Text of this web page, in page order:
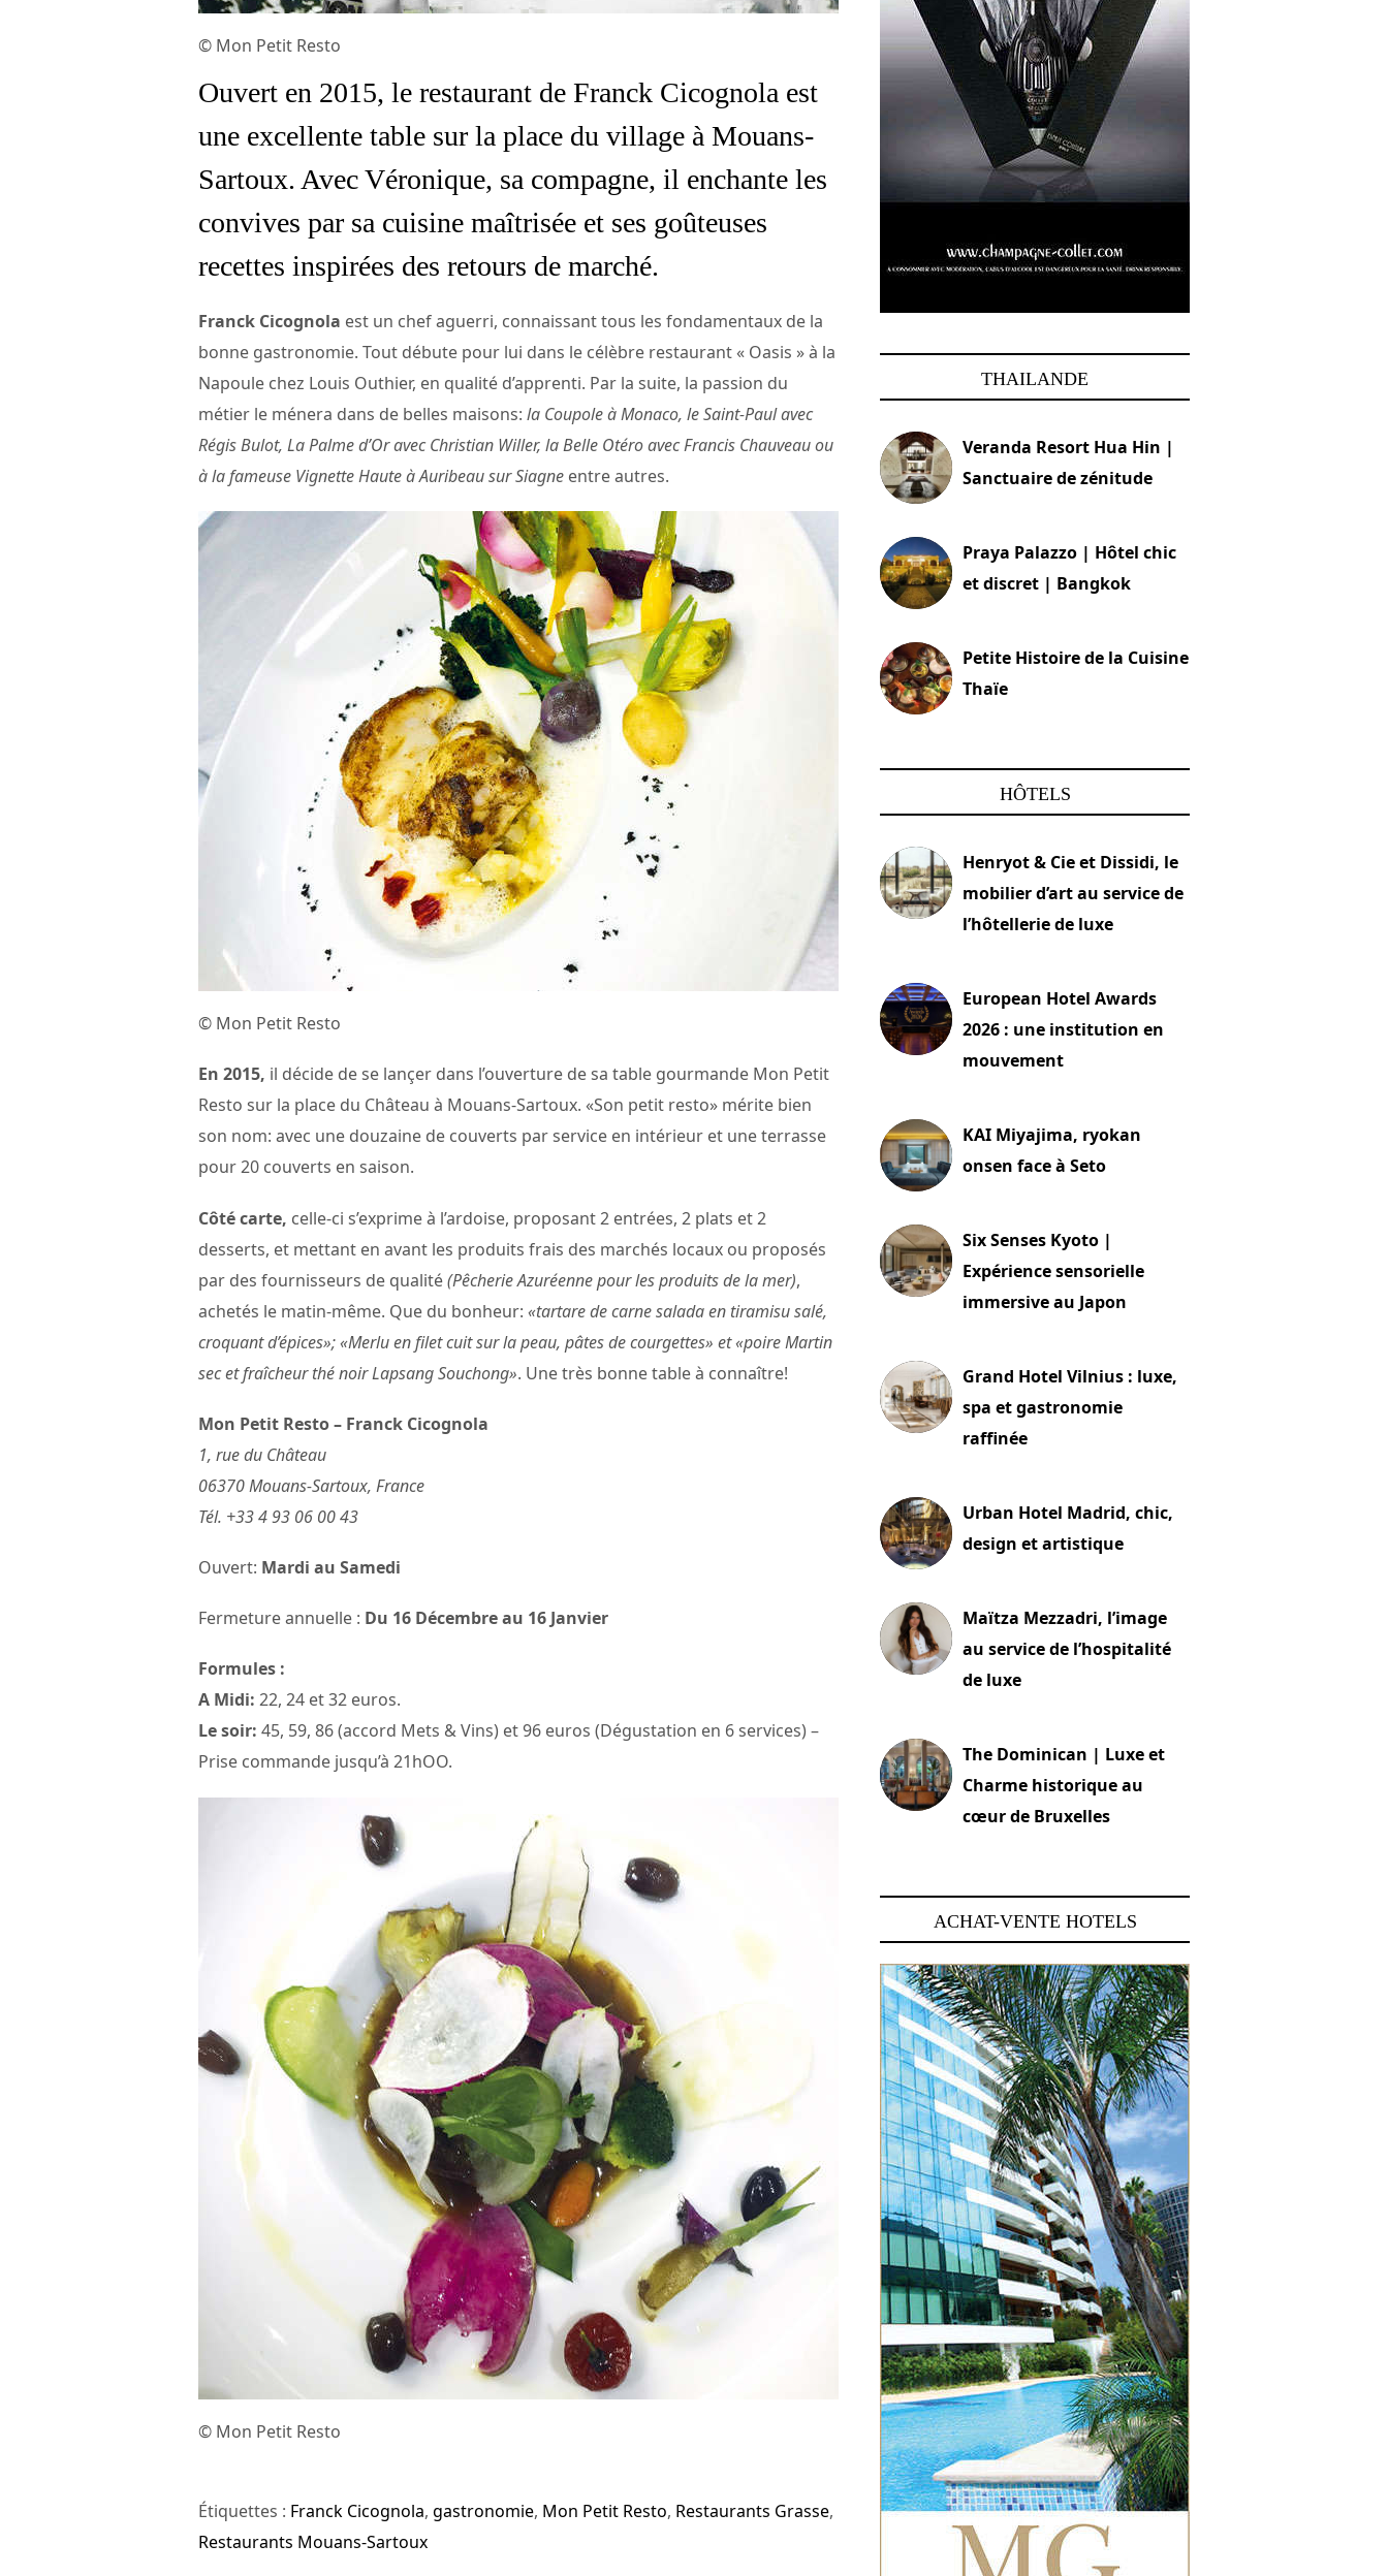
© Mon Petit Resto
Ouvert en 2015, le restaurant de Franck Cicognola est
une excellente table sur la place du village à Mouans-
Sartoux. Avec Véronique, sa compagne, il enchante les
convives par sa cuisine maîtrisée et ses goûteuses
recettes inspirées des retours de marché.
Franck Cicognola est un chef aguerri, connaissant tous les fondamentaux de la
bonne gastronomie. Tout débute pour lui dans le célèbre restaurant « Oasis » à la
Napoule chez Louis Outhier, en qualité d’apprenti. Par la suite, la passion du
métier le ménera dans de belles maisons: la Coupole à Monaco, le Saint-Paul avec
Régis Bulot, La Palme d’Or avec Christian Willer, la Belle Otéro avec Francis Chauveau ou
à la fameuse Vignette Haute à Auribeau sur Siagne entre autres.
© Mon Petit Resto
En 2015, il décide de se lançer dans l’ouverture de sa table gourmande Mon Petit
Resto sur la place du Château à Mouans-Sartoux. «Son petit resto» mérite bien
son nom: avec une douzaine de couverts par service en intérieur et une terrasse
pour 20 couverts en saison.
Côté carte, celle-ci s’exprime à l’ardoise, proposant 2 entrées, 2 plats et 2
desserts, et mettant en avant les produits frais des marchés locaux ou proposés
par des fournisseurs de qualité(Pêcherie Azuréenne pour les produits de la mer),
achetés le matin-même. Que du bonheur: «tartare de carne salada en tiramisu salé,
croquant d’épices»; «Merlu en filet cuit sur la peau, pâtes de courgettes» et «poire Martin
sec et fraîcheur thé noir Lapsang Souchong». Une très bonne table à connaître!
Mon Petit Resto – Franck Cicognola
1, rue du Château
06370 Mouans-Sartoux, France
Tél. +33 4 93 06 00 43
Ouvert: Mardi au Samedi
Fermeture annuelle : Du 16 Décembre au 16 Janvier
Formules :
A Midi: 22, 24 et 32 euros.
Le soir: 45, 59, 86 (accord Mets & Vins) et 96 euros (Dégustation en 6 services) –
Prise commande jusqu’à 21hOO.
© Mon Petit Resto
Étiquettes : Franck Cicognola, gastronomie, Mon Petit Resto, Restaurants Grasse,
Restaurants Mouans-Sartoux
THAILANDE
Veranda Resort Hua Hin |
Sanctuaire de zénitude
Praya Palazzo | Hôtel chic
et discret | Bangkok
Petite Histoire de la Cuisine
Thaïe
HÔTELS
Henryot & Cie et Dissidi, le
mobilier d’art au service de
l’hôtellerie de luxe
European Hotel Awards
2026 : une institution en
mouvement
KAI Miyajima, ryokan
onsen face à Seto
Six Senses Kyoto |
Expérience sensorielle
immersive au Japon
Grand Hotel Vilnius : luxe,
spa et gastronomie
raffinée
Urban Hotel Madrid, chic,
design et artistique
Maïtza Mezzadri, l’image
au service de l’hospitalité
de luxe
The Dominican | Luxe et
Charme historique au
cœur de Bruxelles
ACHAT-VENTE HOTELS